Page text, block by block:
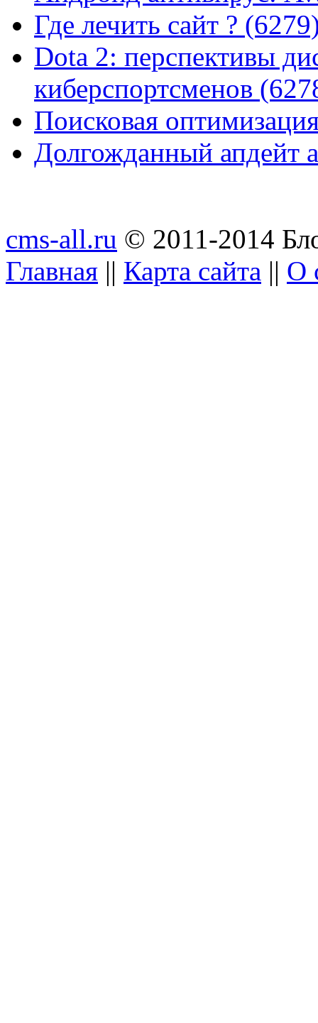
Где лечить сайт ?
Dota 2: перспективы
киберспортсменов
Поисковая
Долгожданный апдейт
cms-all.ru © 2011-2014
Главная || Карта сайта || О